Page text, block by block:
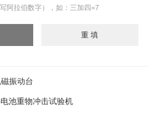
阿拉伯数字），如：三加四=7
振动台
池重物冲击试验机